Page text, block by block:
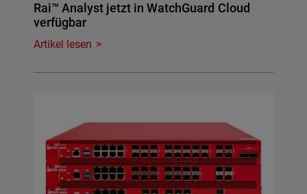
Rai™ Analyst jetzt in WatchGuard Cloud
verfügbar
Artikel lesen